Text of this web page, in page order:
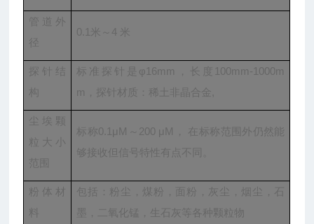
管道外
径
0.1米～4 米
探针结
构
标准探针是φ16mm，长度100mm-1000m
m，探针材质：稀土非晶合金,
尘埃颗
粒大小
范围
标称0.1μM～200 μM， 在标称范围外仍然能
够接收但信号特性有点不同。
粉体材
料
包括：粉尘，煤粉，面粉，灰尘，烟尘，石
墨，二氧化锰，生石灰等各种颗粒物